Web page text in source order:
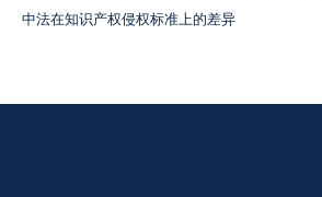
中法在知识产权侵权标准上的差异